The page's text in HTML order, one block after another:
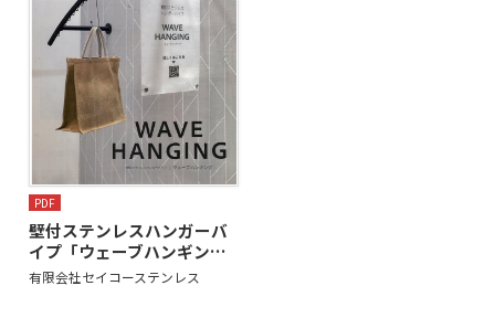
PDF
壁付ステンレスハンガーバ
イプ「ウェーブハンギン…
有限会社セイコーステンレス